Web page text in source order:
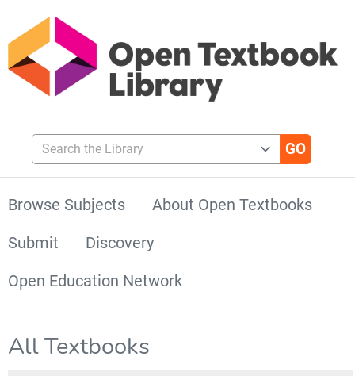
Search the Library
Browse Subjects
About Open Textbooks
Submit
Discovery
Open Education Network
All Textbooks